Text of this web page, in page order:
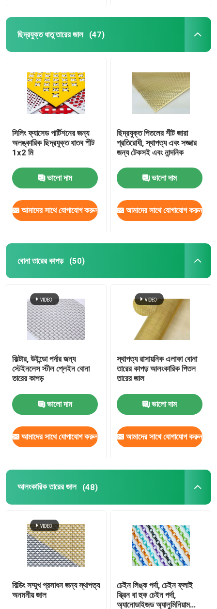
গুণমান নিয়ন্ত্রণ
খবর
মামলা
প্রসারিত ধাতু তারের জাল
ছিদ্রযুক্ত ধাতু তারের জাল
বোনা তারের কাপড়
ধাতব তারের বেড়া
ঝালাই তারের জাল
ধাতু নিরাপত্তা জাল
ধাতু পরিবাহক বেল্ট
ফিল্টার স্ক্রিন মেশ
ঝালাই ইস্পাত ঝাঁঝরি
গ্যাবিয়ন ঝুড়ি
হেলিডেক সেফটি নেট
রেজার কাঁটাতার
খনির স্ক্রিন জাল
খাদ তার
ছিদ্রযুক্ত ধাতু তারের জাল (47)
সিলিং ফ্যাসেড পার্টিশনের জন্য
অলঙ্কারিক ছিদ্রযুক্ত ধাতব শীট
1x2 মি
ভালো দাম
আমাদের সাথে যোগাযোগ করুন
ছিদ্রযুক্ত পিতলের শীট জারা
প্রতিরোধী, স্থাপত্য এবং সজ্জার
জন্য টেকসই এবং নান্দনিক
ভালো দাম
আমাদের সাথে যোগাযোগ করুন
বোনা তারের কাপড় (50)
ফিল্টার, উইন্ডো পর্দার জন্য
স্টেইনলেস স্টীল প্লেইন বোনা
তারের কাপড়
ভালো দাম
আমাদের সাথে যোগাযোগ করুন
স্থাপত্য রাসায়নিক এলাকা বোনা
তারের কাপড় আলংকারিক পিতল
তারের জাল
ভালো দাম
আমাদের সাথে যোগাযোগ করুন
আলংকারিক তারের জাল (48)
বিল্ডিং সম্মুখ প্রসাধন জন্য স্থাপত্য
অনমনীয় জাল
চেইন লিঙ্ক পর্দা, চেইন ফ্লাই
স্ক্রিন বা হুক চেইন পর্দা,
অ্যানোডাইজড অ্যালুমিনিয়াম